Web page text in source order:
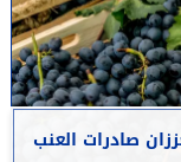
صادرات العنب